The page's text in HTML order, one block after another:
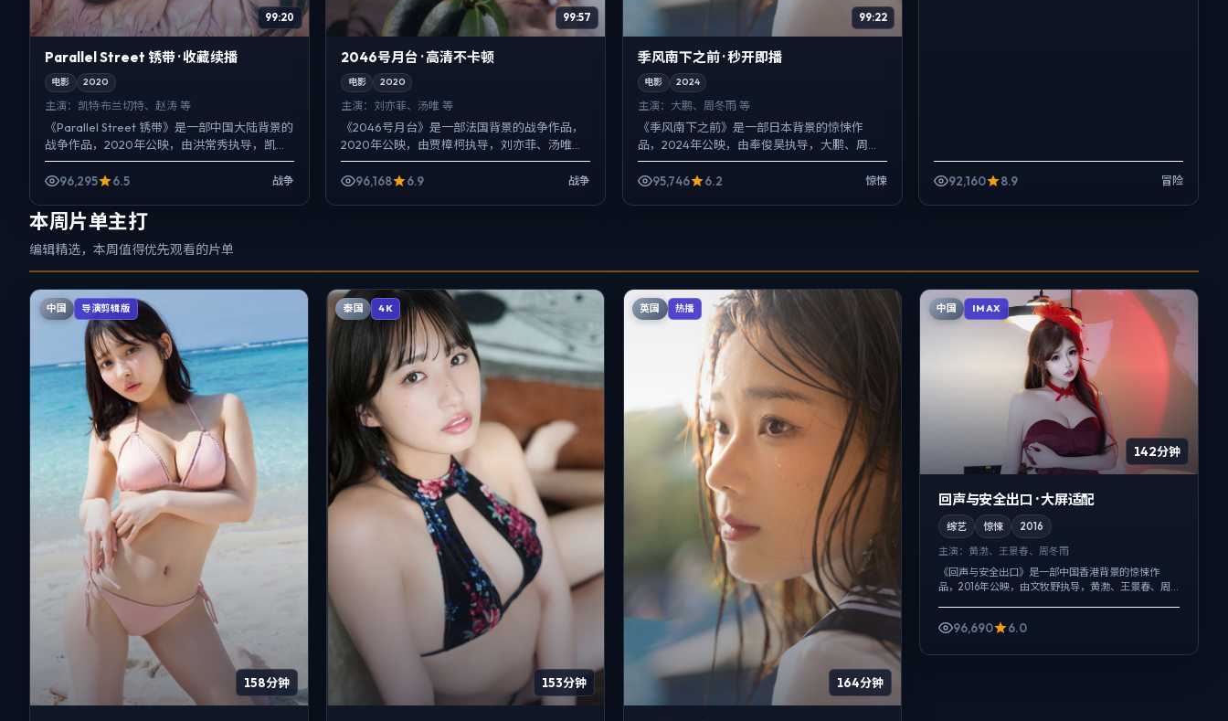
99:20
Parallel Street 锈带 · 收藏续播
电影 2020
主演： 凯特·布兰切特、赵涛 等
《Parallel Street 锈带》是一部中国大陆背景的
战争作品，2020年公映，由洪常秀执导，凯特·
布兰切特、赵涛、白宇等主演。把城市当作...
96,295
6.5 战争
99:57
2046号月台 · 高清不卡顿
电影 2020
主演： 刘亦菲、汤唯 等
《2046号月台》是一部法国背景的战争作品，
2020年公映，由贾樟柯执导，刘亦菲、汤唯、
肖央等主演。配乐克制，关键场面反而以环境
声托情绪，真相并...
96,168 6.9 战争
99:22
季风南下之前 · 秒开即播
电影 2024
主演： 大鹏、周冬雨 等
《季风南下之前》是一部日本背景的惊悚作
品，2024年公映，由奉俊昊执导，大鹏、周冬
雨、黄渤等主演。影像偏纪实质感，手持与固
定机位交替出现，喜剧桥...
95,746 6.2 惊悚 92,160 8.9 冒险
本周片单主打
编辑精选，本周值得优先观看的片单
中国 导演剪辑版
158分钟
泰国 4K
153分钟
英国 热播
164分钟
中国 IMAX
142分钟
回声与安全出口 · 大屏适配
综艺 惊悚
2016
主演：黄渤、王景春、周冬雨
《回声与安全出口》是一部中国香港背景的惊悚作
品，2016年公映，由文牧野执导，黄渤、王景春、周
96,690 6.0